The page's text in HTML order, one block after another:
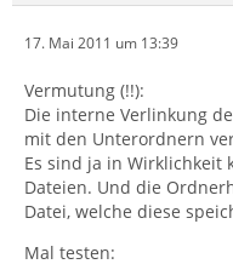
17. Mai 2011 um 13:39
Vermutung (!!):
Die interne Verlinkung
mit den Unterordnern
Es sind ja in Wirklichkeit
Dateien. Und die
Datei, welche diese
Mal testen: